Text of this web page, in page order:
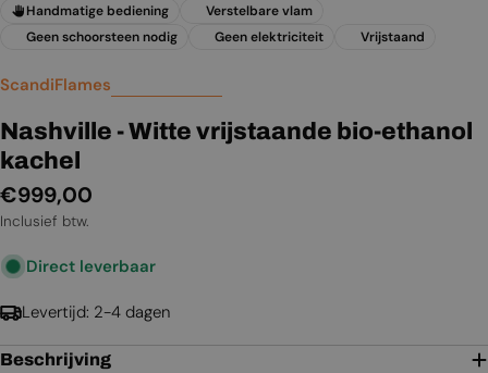
Handmatige bediening
Verstelbare vlam
Geen schoorsteen nodig
Geen elektriciteit Vrijstaand
ScandiFlames
Nashville - Witte vrijstaande bio-ethanol
kachel
Normale
prijs
€999,00
Inclusief btw.
Direct leverbaar
Levertijd: 2-4 dagen
Beschrijving